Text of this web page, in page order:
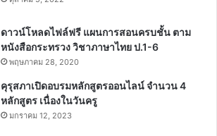
ดาวน์โหลดไฟล์ฟรี แผนการสอนครบชั้น ตาม
หนังสือกระทรวง วิชาภาษาไทย ป.1-6
พฤษภาคม 28, 2020
คุรุสภาเปิดอบรมหลักสูตรออนไลน์ จำนวน 4
หลักสูตร เนื่องในวันครู
มกราคม 12, 2023